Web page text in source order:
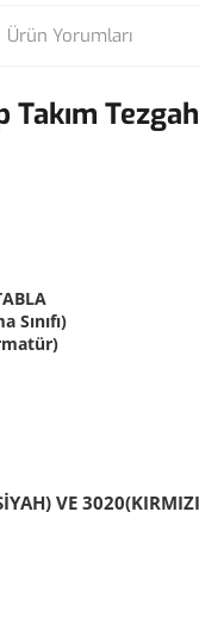
Ürün Yorumları
Sınıfı)
VE